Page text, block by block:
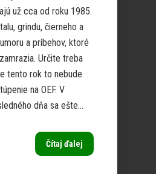
už cca od roku 1985.
grindu, čierneho a
a príbehov, ktoré
Určite treba
tento rok to nebude
na OEF. V
dňa sa ešte...
Čítaj ďalej